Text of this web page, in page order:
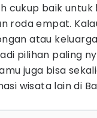
cukup baik
roda empat.
atau
pilihan paling
juga bisa
wisata lain di